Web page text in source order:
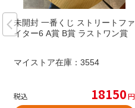
未開封 一番くじ ストリートファ
イター6 A賞 B賞 ラストワン賞
マイストア在庫： 3554
税込 18150円